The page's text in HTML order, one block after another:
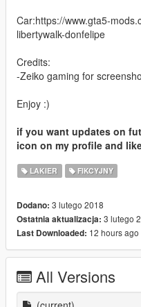
Car:https://www.gta5-
libertywalk-donfelipe
Credits:
-Zeiko gaming for
Enjoy :)
if you want updates on
icon on my profile and
LAKIER FIKCYJNY
Dodano: 3 lutego 2018
Ostatnia aktualizacja: 3 lutego
Last Downloaded: 12 hours ago
All Versions